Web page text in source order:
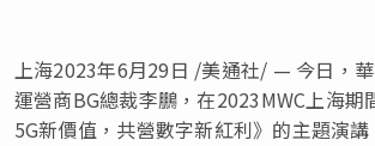
上海2023年6月29日 /美通社/ — 今日，華
運營商BG總裁李鵬，在2023MWC上海期
5G新價值，共營數字新紅利》的主題演